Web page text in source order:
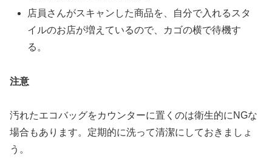
店員さんがスキャンした商品を、自分で入れるスタ
イルのお店が増えているので、カゴの横で待機す
る。
注意
汚れたエコバッグをカウンターに置くのは衛生的にNGな
場合もあります。定期的に洗って清潔にしておきましょ
う。